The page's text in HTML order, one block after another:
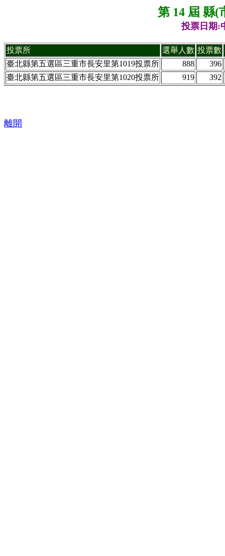
第 14 屆 縣(
投票日期:
投票所 選舉人數 投票數
臺北縣第五選區三重市長安里第1019投票所
888
396
臺北縣第五選區三重市長安里第1020投票所
919 392
離開